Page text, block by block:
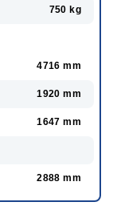
750 kg
4716 mm
1920 mm
1647 mm
2888 mm